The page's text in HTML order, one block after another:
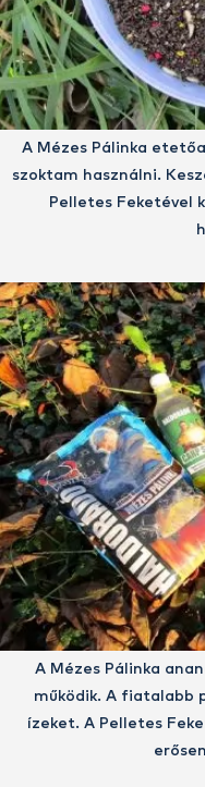
A Mézes Pálinka
szoktam használni.
Pelletes Feketével
A Mézes Pálinka
működik. A fiatalabb
ízeket. A Pelletes